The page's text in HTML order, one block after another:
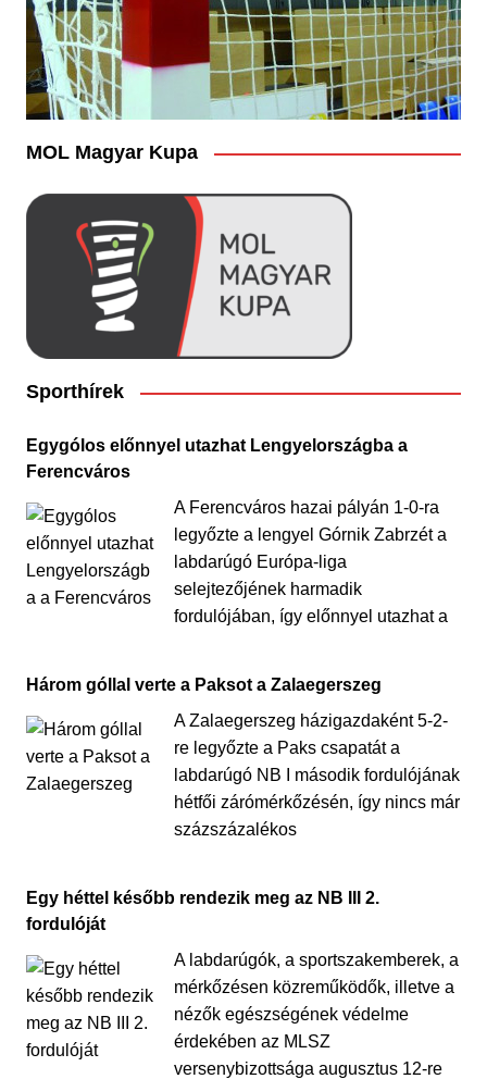
MOL Magyar Kupa
Sporthírek
Egygólos előnnyel utazhat Lengyelországba a
Ferencváros
A Ferencváros hazai pályán 1-0-ra
legyőzte a lengyel Górnik Zabrzét a
labdarúgó Európa-liga
selejtezőjének harmadik
fordulójában, így előnnyel utazhat a
Három góllal verte a Paksot a Zalaegerszeg
A Zalaegerszeg házigazdaként 5-2-
re legyőzte a Paks csapatát a
labdarúgó NB I második fordulójának
hétfői zárómérkőzésén, így nincs már
százszázalékos
Egy héttel később rendezik meg az NB III 2.
fordulóját
A labdarúgók, a sportszakemberek, a
mérkőzésen közreműködők, illetve a
nézők egészségének védelme
érdekében az MLSZ
versenybizottsága augusztus 12-re